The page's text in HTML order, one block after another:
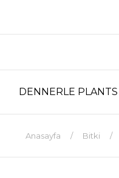
DENNERLE PLANTS
Anasayfa Bitki